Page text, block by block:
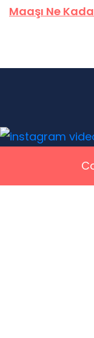
Maaşı Ne